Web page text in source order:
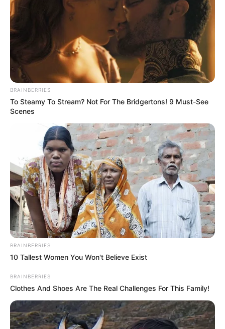
BRAINBERRIES
To Steamy To Stream? Not For The Bridgertons! 9 Must-See
Scenes
BRAINBERRIES
10 Tallest Women You Won't Believe Exist
BRAINBERRIES
Clothes And Shoes Are The Real Challenges For This Family!